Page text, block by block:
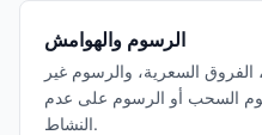
الرسوم والهوامش
الفروق السعرية، والرسوم غير
السحب أو الرسوم على عدم
النشاط.